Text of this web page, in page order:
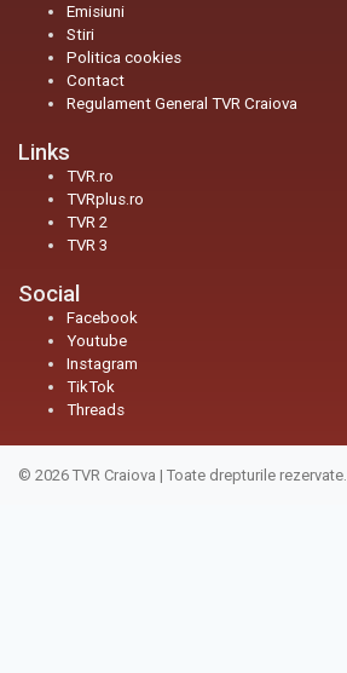
Emisiuni
Stiri
Politica cookies
Contact
Regulament General TVR Craiova
Links
TVR.ro
TVRplus.ro
TVR 2
TVR 3
Social
Facebook
Youtube
Instagram
TikTok
Threads
© 2026 TVR Craiova | Toate drepturile rezervate.